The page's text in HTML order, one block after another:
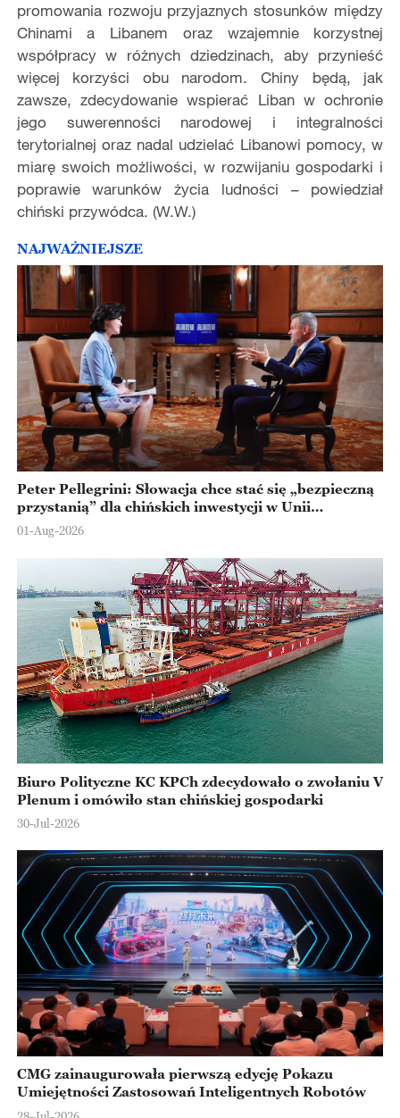
promowania rozwoju przyjaznych stosunków między
Chinami a Libanem oraz wzajemnie korzystnej
współpracy w różnych dziedzinach, aby przynieść
więcej korzyści obu narodom. Chiny będą, jak
zawsze, zdecydowanie wspierać Liban w ochronie
jego suwerenności narodowej i integralności
terytorialnej oraz nadal udzielać Libanowi pomocy, w
miarę swoich możliwości, w rozwijaniu gospodarki i
poprawie warunków życia ludności – powiedział
chiński przywódca. (W.W.)
NAJWAŻNIEJSZE
Peter Pellegrini: Słowacja chce stać się „bezpieczną
przystanią” dla chińskich inwestycji w Unii
Europejskiej
01-Aug-2026
Biuro Polityczne KC KPCh zdecydowało o zwołaniu V
Plenum i omówiło stan chińskiej gospodarki
30-Jul-2026
CMG zainaugurowała pierwszą edycję Pokazu
Umiejętności Zastosowań Inteligentnych Robotów